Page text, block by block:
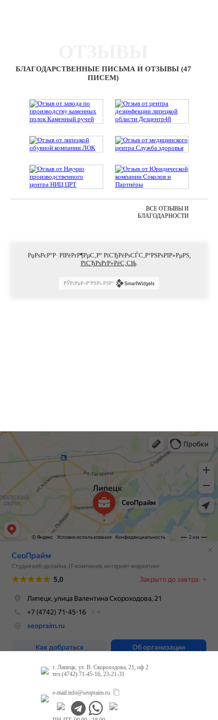
БЛАГОДАРСТВЕННЫЕ ПИСЬМА И ОТЗЫВЫ (47
ПИСЕМ)
ВСЕ ОТЗЫВЫ И
БЛАГОДАРНОСТИ
РџРѕРєР°Р· РІРёРґР¶РµС‚Р° РїСЂРёРѕСЃС‚Р°РЅРѕРІР»РµРЅ,
РїСЂРѕРґР»РёС‚СЊ.
РЎРґРµР»Р°РЅРѕ РЅР°
г. Липецк, ул. В. Скороходова, 21, оф 2
тел.(4742) 71-45-16, 23-21-31
e-mail:info@seopraim.ru